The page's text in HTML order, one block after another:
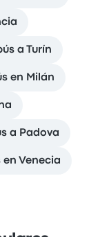
a Turín
en Milán
a Padova
Venecia